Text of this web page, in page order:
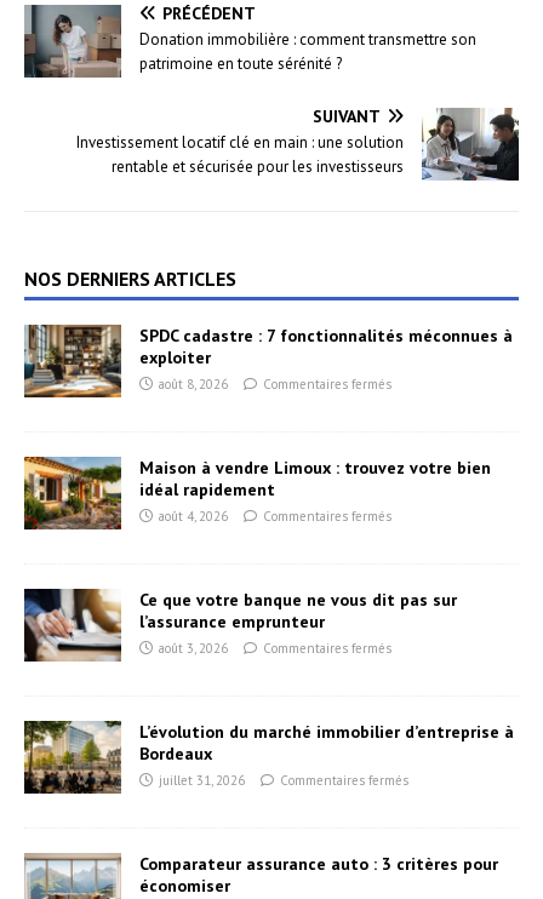
PRÉCÉDENT
Donation immobilière : comment transmettre son
patrimoine en toute sérénité ?
SUIVANT
Investissement locatif clé en main : une solution
rentable et sécurisée pour les investisseurs
NOS DERNIERS ARTICLES
SPDC cadastre : 7 fonctionnalités méconnues à
exploiter
août 8, 2026 Commentaires fermés
Maison à vendre Limoux : trouvez votre bien
idéal rapidement
août 4, 2026 Commentaires fermés
Ce que votre banque ne vous dit pas sur
l’assurance emprunteur
août 3, 2026 Commentaires fermés
L’évolution du marché immobilier d’entreprise à
Bordeaux
juillet 31, 2026 Commentaires fermés
Comparateur assurance auto : 3 critères pour
économiser